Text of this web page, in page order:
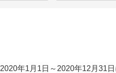
年1月1日～2020年12月31